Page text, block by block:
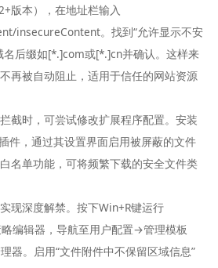
版本），在地址栏输入
insecureContent。找到“允许显示不安
名后缀如[*.]com或[*.]cn并确认。这样来
再被自动阻止，适用于信任的网站资源
截时，可尝试修改扩展程序配置。安装
件，通过其设置界面启用被屏蔽的文件
名单功能，可将频繁下载的安全文件类
现深度解禁。按下Win+R键运行
编辑器，导航至用户配置→管理模板
。启用“文件附件中不保留区域信息”